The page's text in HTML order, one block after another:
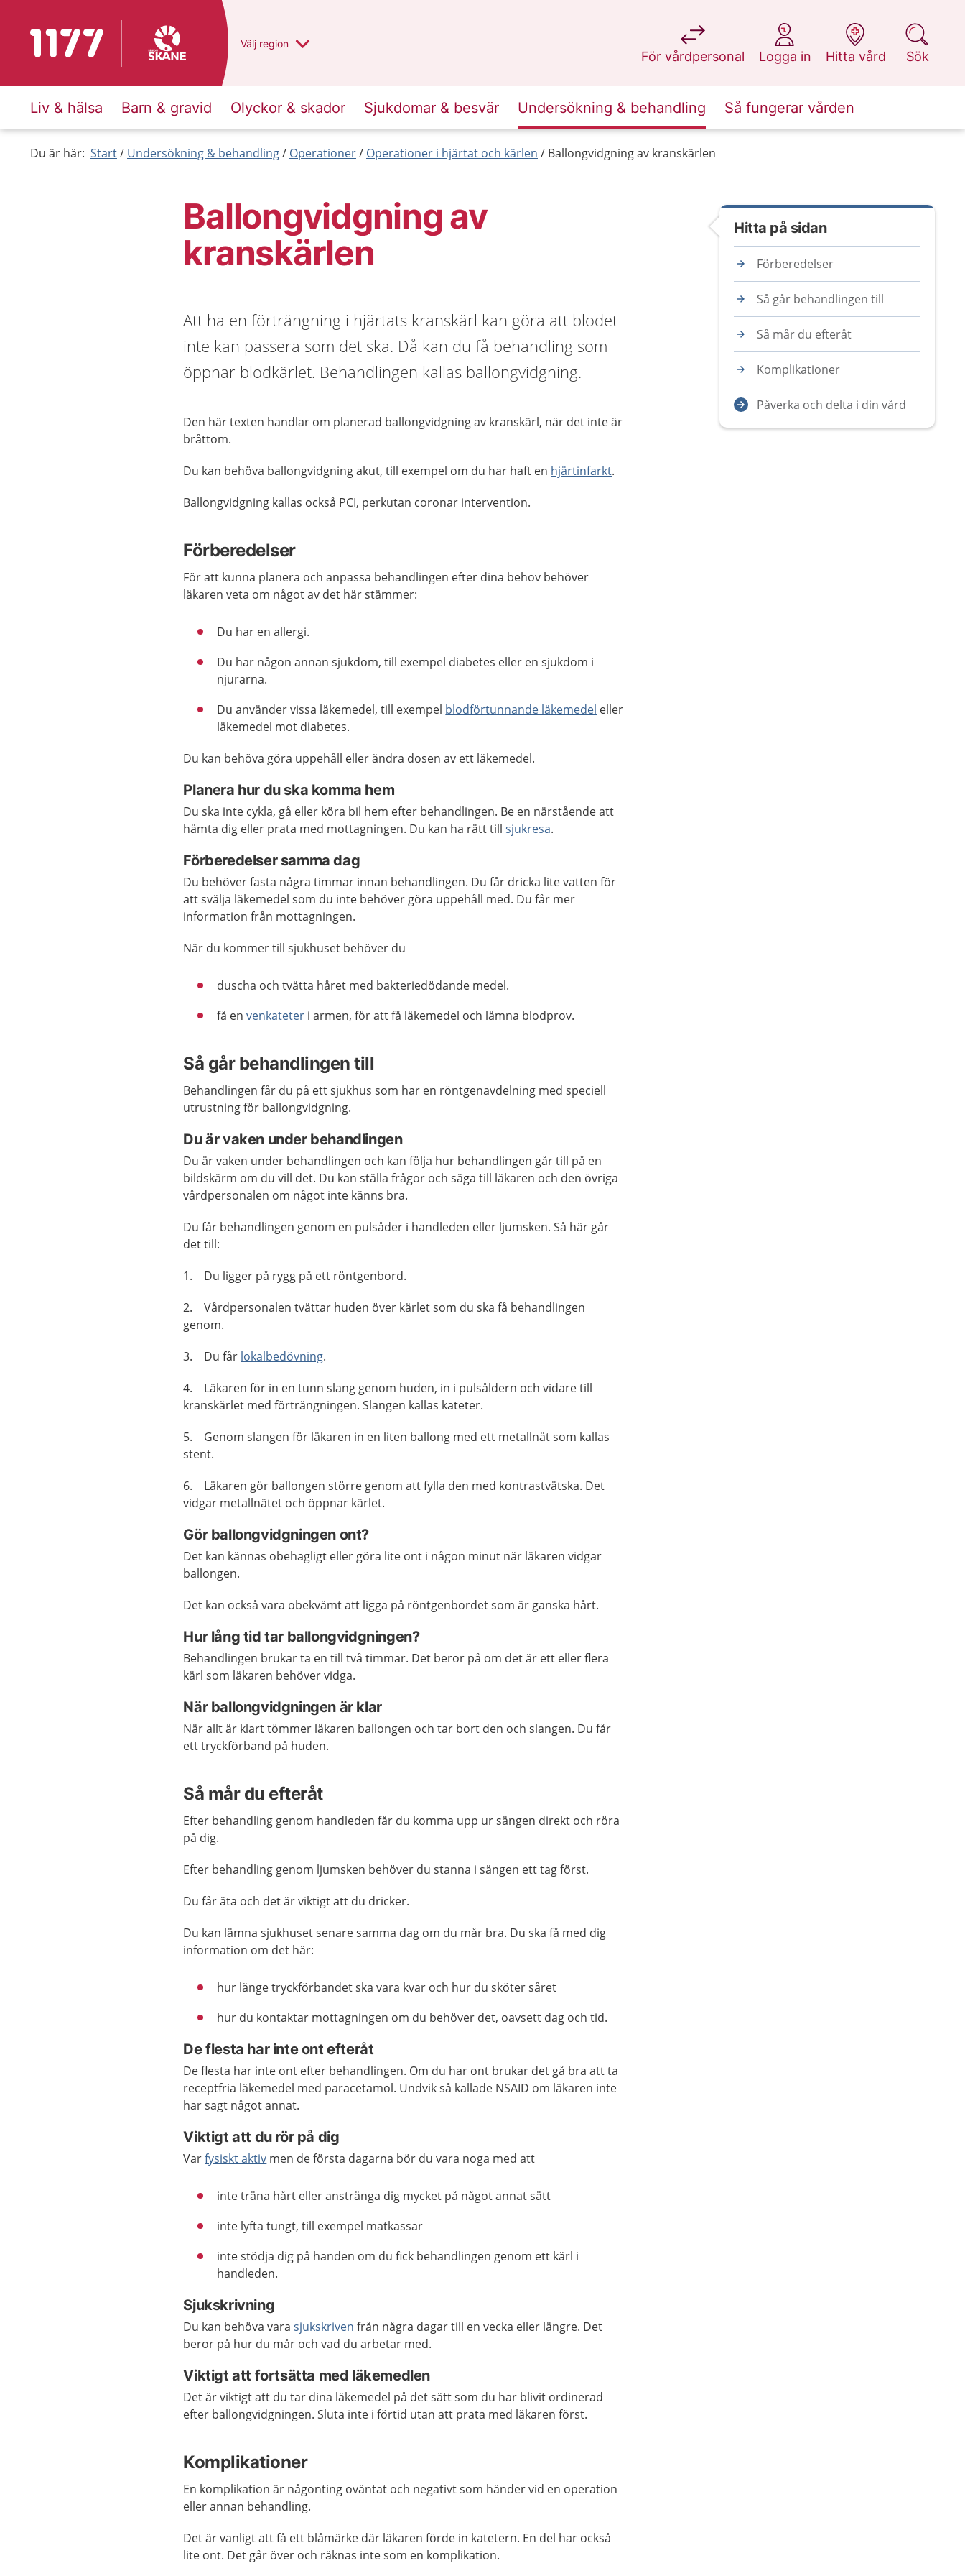
Till startsidan för 1177 Du har valt region
Välj en annan
region
För vårdpersonal
på 1177.se
Logga in
på 1177.se
Hitta vård
på 1177.se
Sök
på 1177.se
Liv & hälsa Barn & gravid Olyckor & skador Sjukdomar & besvär Undersökning & behandling Så fungerar vården
Du är här: Start Undersökning & behandling Operationer Operationer i hjärtat och kärlen Ballongvidgning av kranskärlen
Ballongvidgning av
kranskärlen
Att ha en förträngning i hjärtats kranskärl kan göra att blodet
inte kan passera som det ska. Då kan du få behandling som
öppnar blodkärlet. Behandlingen kallas ballongvidgning.
Den här texten handlar om planerad ballongvidgning av kranskärl, när det inte är
bråttom.
Du kan behöva ballongvidgning akut, till exempel om du har haft en hjärtinfarkt.
Ballongvidgning kallas också PCI, perkutan coronar intervention.
Förberedelser
För att kunna planera och anpassa behandlingen efter dina behov behöver
läkaren veta om något av det här stämmer:
Du har en allergi.
Du har någon annan sjukdom, till exempel diabetes eller en sjukdom i
njurarna.
Du använder vissa läkemedel, till exempel blodförtunnande läkemedel eller
läkemedel mot diabetes.
Du kan behöva göra uppehåll eller ändra dosen av ett läkemedel.
Planera hur du ska komma hem
Du ska inte cykla, gå eller köra bil hem efter behandlingen. Be en närstående att
hämta dig eller prata med mottagningen. Du kan ha rätt tillsjukresa.
Förberedelser samma dag
Du behöver fasta några timmar innan behandlingen. Du får dricka lite vatten för
att svälja läkemedel som du inte behöver göra uppehåll med. Du får mer
information från mottagningen.
När du kommer till sjukhuset behöver du
duscha och tvätta håret med bakteriedödande medel.
få envenkateter i armen, för att få läkemedel och lämna blodprov.
Så går behandlingen till
Behandlingen får du på ett sjukhus som har en röntgenavdelning med speciell
utrustning för ballongvidgning.
Du är vaken under behandlingen
Du är vaken under behandlingen och kan följa hur behandlingen går till på en
bildskärm om du vill det. Du kan ställa frågor och säga till läkaren och den övriga
vårdpersonalen om något inte känns bra.
Du får behandlingen genom en pulsåder i handleden eller ljumsken. Så här går
det till:
1. Du ligger på rygg på ett röntgenbord.
2. Vårdpersonalen tvättar huden över kärlet som du ska få behandlingen
genom.
3. Du får lokalbedövning.
4. Läkaren för in en tunn slang genom huden, in i pulsåldern och vidare till
kranskärlet med förträngningen. Slangen kallas kateter.
5. Genom slangen för läkaren in en liten ballong med ett metallnät som kallas
stent.
6. Läkaren gör ballongen större genom att fylla den med kontrastvätska. Det
vidgar metallnätet och öppnar kärlet.
Gör ballongvidgningen ont?
Det kan kännas obehagligt eller göra lite ont i någon minut när läkaren vidgar
ballongen.
Det kan också vara obekvämt att ligga på röntgenbordet som är ganska hårt.
Hur lång tid tar ballongvidgningen?
Behandlingen brukar ta en till två timmar. Det beror på om det är ett eller flera
kärl som läkaren behöver vidga.
När ballongvidgningen är klar
När allt är klart tömmer läkaren ballongen och tar bort den och slangen. Du får
ett tryckförband på huden.
Så mår du efteråt
Efter behandling genom handleden får du komma upp ur sängen direkt och röra
på dig.
Efter behandling genom ljumsken behöver du stanna i sängen ett tag först.
Du får äta och det är viktigt att du dricker.
Du kan lämna sjukhuset senare samma dag om du mår bra. Du ska få med dig
information om det här:
hur länge tryckförbandet ska vara kvar och hur du sköter såret
hur du kontaktar mottagningen om du behöver det, oavsett dag och tid.
De flesta har inte ont efteråt
De flesta har inte ont efter behandlingen. Om du har ont brukar det gå bra att ta
receptfria läkemedel med paracetamol. Undvik så kallade NSAID om läkaren inte
har sagt något annat.
Viktigt att du rör på dig
Varfysiskt aktiv men de första dagarna bör du vara noga med att
inte träna hårt eller anstränga dig mycket på något annat sätt
inte lyfta tungt, till exempel matkassar
inte stödja dig på handen om du fick behandlingen genom ett kärl i
handleden.
Sjukskrivning
Du kan behöva varasjukskriven från några dagar till en vecka eller längre. Det
beror på hur du mår och vad du arbetar med.
Viktigt att fortsätta med läkemedlen
Det är viktigt att du tar dina läkemedel på det sätt som du har blivit ordinerad
efter ballongvidgningen. Sluta inte i förtid utan att prata med läkaren först.
Komplikationer
En komplikation är någonting oväntat och negativt som händer vid en operation
eller annan behandling.
Det är vanligt att få ett blåmärke där läkaren förde in katetern. En del har också
lite ont. Det går över och räknas inte som en komplikation.
Hitta på sidan
Förberedelser
Så går behandlingen till
Så mår du efteråt
Komplikationer
Påverka och delta i din vård